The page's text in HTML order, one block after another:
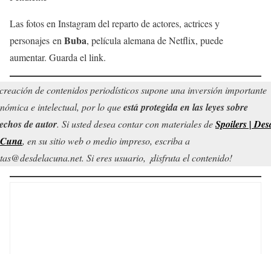
Las fotos en Instagram del reparto de actores, actrices y
personajes en Buba, película alemana de Netflix, puede
aumentar. Guarda el link.
de contenidos periodísticos supone una inversión importante
e intelectual, por lo queestá protegida en las leyes sobre
de autor. Si usted desea contar con materiales deSpoilers |
, en su sitio web o medio impreso, escriba a
Si eres usuario, ¡disfruta el contenido!